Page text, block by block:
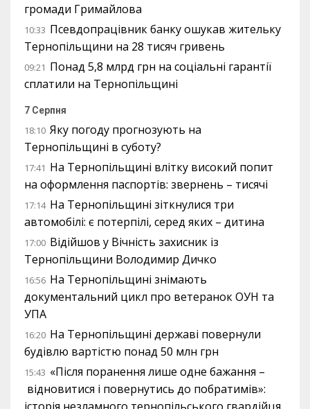
громади Гримайлова
10:33 Псевдопрацівник банку ошукав жительку
Тернопільщини на 28 тисяч гривень
09:21 Понад 5,8 млрд грн на соціальні гарантії
сплатили на Тернопільщині
7 Серпня
18:10 Яку погоду прогнозують на
Тернопільщині в суботу?
17:41 На Тернопільщині влітку високий попит
на оформлення паспортів: звернень – тисячі
17:14 На Тернопільщині зіткнулися три
автомобілі: є потерпілі, серед яких – дитина
17:00 Відійшов у Вічність захисник із
Тернопільщини Володимир Дичко
16:56 На Тернопільщині знімають
документальний цикл про ветеранок ОУН та
УПА
16:20 На Тернопільщині державі повернули
будівлю вартістю понад 50 млн грн
15:43 «Після поранення лише одне бажання –
відновитися і повернутись до побратимів»:
історія незламного тернопільського гвардійця